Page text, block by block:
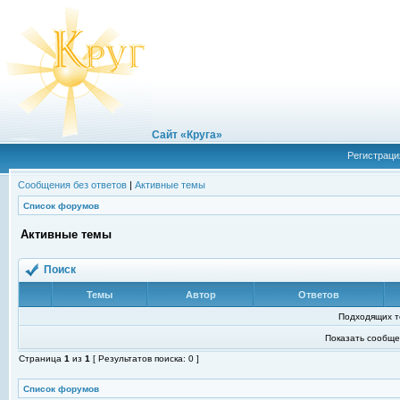
Сайт «Круга»
Сообщения без ответов | Активные темы
Список форумов
Активные темы
Поиск
Темы Автор Ответов
Подходящих
Показать
Страница 1 из 1 [ Результатов поиска: 0 ]
Список форумов